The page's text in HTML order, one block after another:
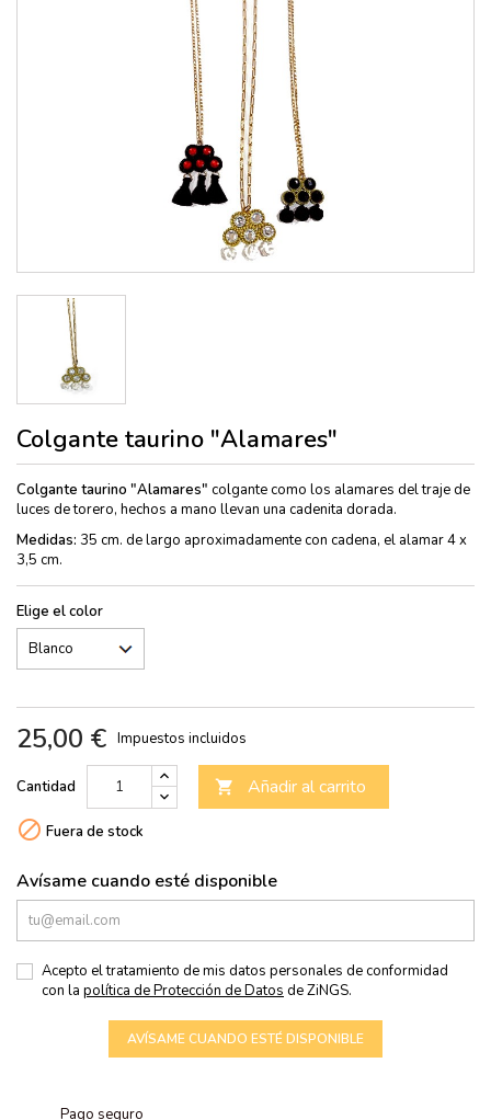
Colgante taurino "Alamares"
Colgante taurino "Alamares" colgante como los alamares del traje de
luces de torero, hechos a mano llevan una cadenita dorada.
Medidas: 35 cm. de largo aproximadamente con cadena, el alamar 4 x
3,5 cm.
Elige el color
25,00 € Impuestos incluidos
Cantidad  Añadir al carrito
 Fuera de stock
Avísame cuando esté disponible
Acepto el tratamiento de mis datos personales de conformidad
con la política de Protección de Datos de ZiNGS.
AVÍSAME CUANDO ESTÉ DISPONIBLE
Pago seguro